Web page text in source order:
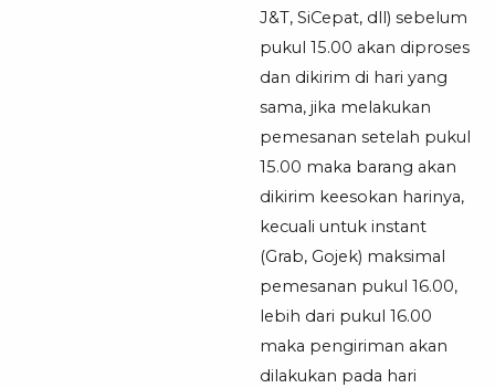
J&T, SiCepat, dll) sebelum
pukul 15.00 akan diproses
dan dikirim di hari yang
sama, jika melakukan
pemesanan setelah pukul
15.00 maka barang akan
dikirim keesokan harinya,
kecuali untuk instant
(Grab, Gojek) maksimal
pemesanan pukul 16.00,
lebih dari pukul 16.00
maka pengiriman akan
dilakukan pada hari